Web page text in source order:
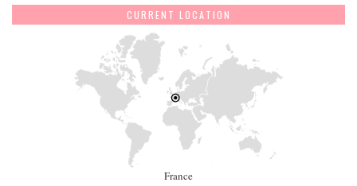
CURRENT LOCATION
France